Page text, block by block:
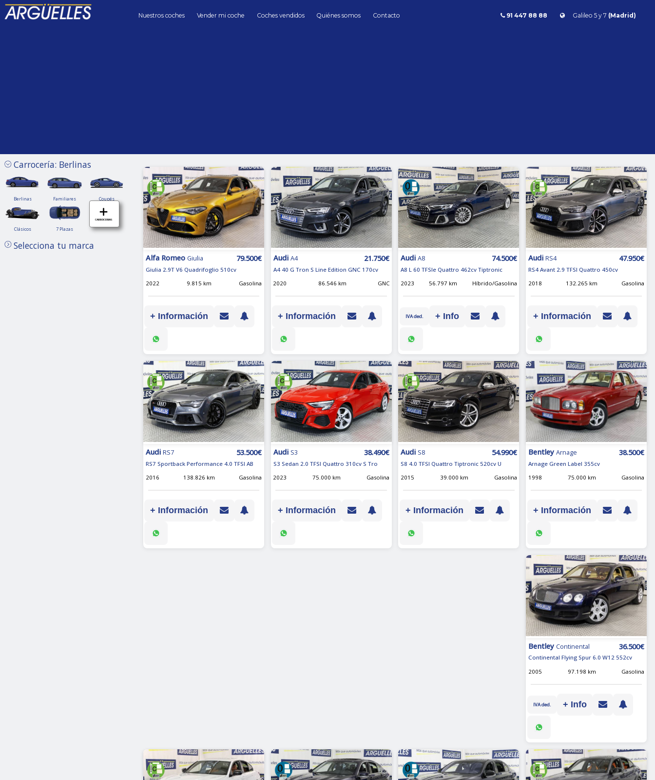
Nuestros coches Vender mi coche Coches vendidos Quiénes somos Contacto 91 447 88 88 Galileo 5 y 7 (Madrid)
Alfa Romeo Giulia 79.500€
Giulia 2.9T V6 Quadrifoglio 510cv
2022
9.815 km Gasolina
+ Información
Audi A4 21.750€
A4 40 G Tron S Line Edition GNC 170cv
2020
86.546 km GNC
+ Información
Audi A8 74.500€
A8 L 60 TFSIe Quattro 462cv Tiptronic
2023
56.797 km Híbrido/Gasolina
IVA ded. + Info
Audi RS4 47.950€
RS4 Avant 2.9 TFSI Quattro 450cv
2018
132.265 km Gasolina
+ Información
Audi RS7 53.500€
RS7 Sportback Performance 4.0 TFSI AB
2016
138.826 km Gasolina
+ Información
Audi S3 38.490€
S3 Sedan 2.0 TFSI Quattro 310cv S Tro
2023
75.000 km Gasolina
+ Información
Audi S8 54.990€
S8 4.0 TFSI Quattro Tiptronic 520cv U
2015
39.000 km Gasolina
+ Información
Bentley Arnage 38.500€
Arnage Green Label 355cv
1998
75.000 km Gasolina
+ Información
Bentley Continental 36.500€
Continental Flying Spur 6.0 W12 552cv
2005
97.198 km Gasolina
IVA ded. + Info
Carrocería: Berlinas
BerlinasBerlinasFamiliares CoupésCoupés
ClásicosClásicos7 Plazas7
Selecciona tu marca